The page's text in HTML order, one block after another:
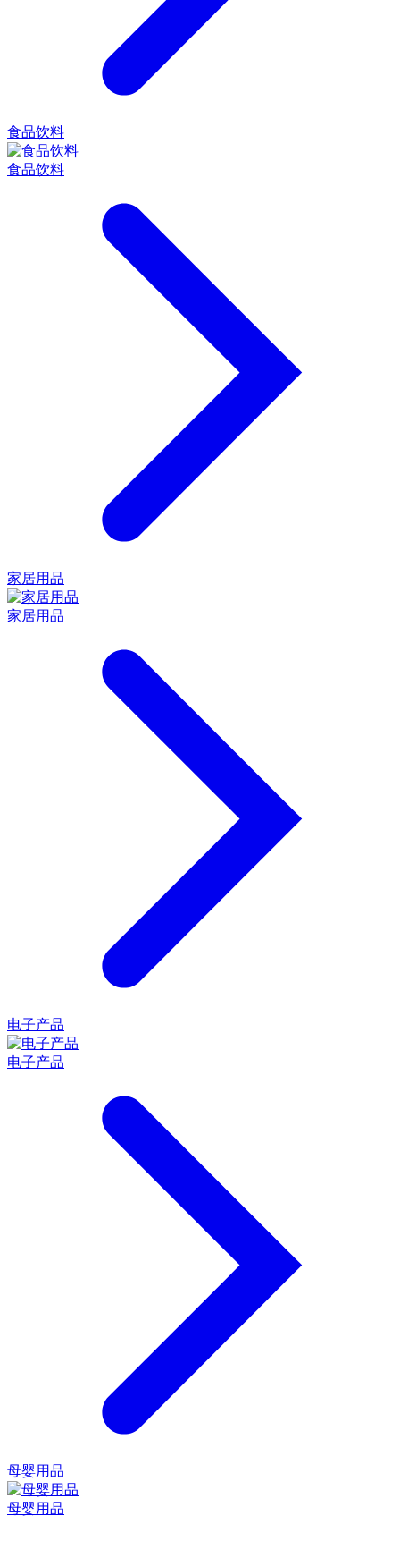
食品饮料
食品饮料
家居用品
家居用品
电子产品
电子产品
母婴用品
母婴用品